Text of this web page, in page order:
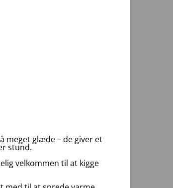
meget glæde – de giver et
stund.
velkommen til at kigge